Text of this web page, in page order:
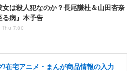
女は殺人犯なのか？長尾謙杜＆山田杏奈
る病』本予告
Thu 7:00
/在宅アニメ・まんが商品情報の入力